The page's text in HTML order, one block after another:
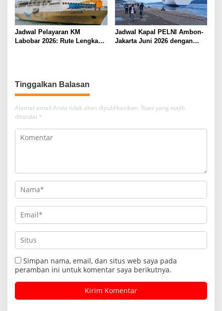
Jadwal Pelayaran KM
Labobar 2026: Rute Lengkap
Jadwal Kapal PELNI Ambon-
Jakarta Juni 2026 dengan
Tinggalkan Balasan
Alamat email Anda tidak akan dipublikasikan. Ruas yang wajib
ditandai *
Simpan nama, email, dan situs web saya pada
peramban ini untuk komentar saya berikutnya.